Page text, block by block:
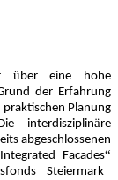
über eine hohe
der Erfahrung
Planung
interdisziplinäre
abgeschlossenen
Facades“
Steiermark